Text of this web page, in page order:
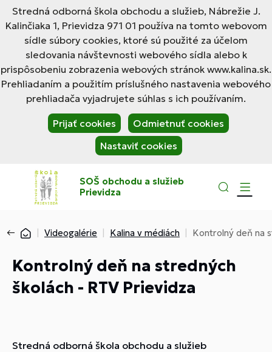
Stredná odborná škola obchodu a služieb, Nábrežie J.
Kalinčiaka 1, Prievidza 971 01 používa na tomto webovom
sídle súbory cookies, ktoré sú použité za účelom
sledovania návštevnosti webového sídla alebo k
prispôsobeniu zobrazenia webových stránok www.kalina.sk.
Prehliadaním a použitím príslušného nastavenia webového
prehliadača vyjadrujete súhlas s ich používaním.
Prijať cookies
Odmietnuť cookies
Nastaviť cookies
SOŠ obchodu a služieb
Prievidza
Videogalérie Kalina v médiách Kontrolný deň na
Kontrolný deň na stredných
školách - RTV Prievidza
Stredná odborná škola obchodu a služieb